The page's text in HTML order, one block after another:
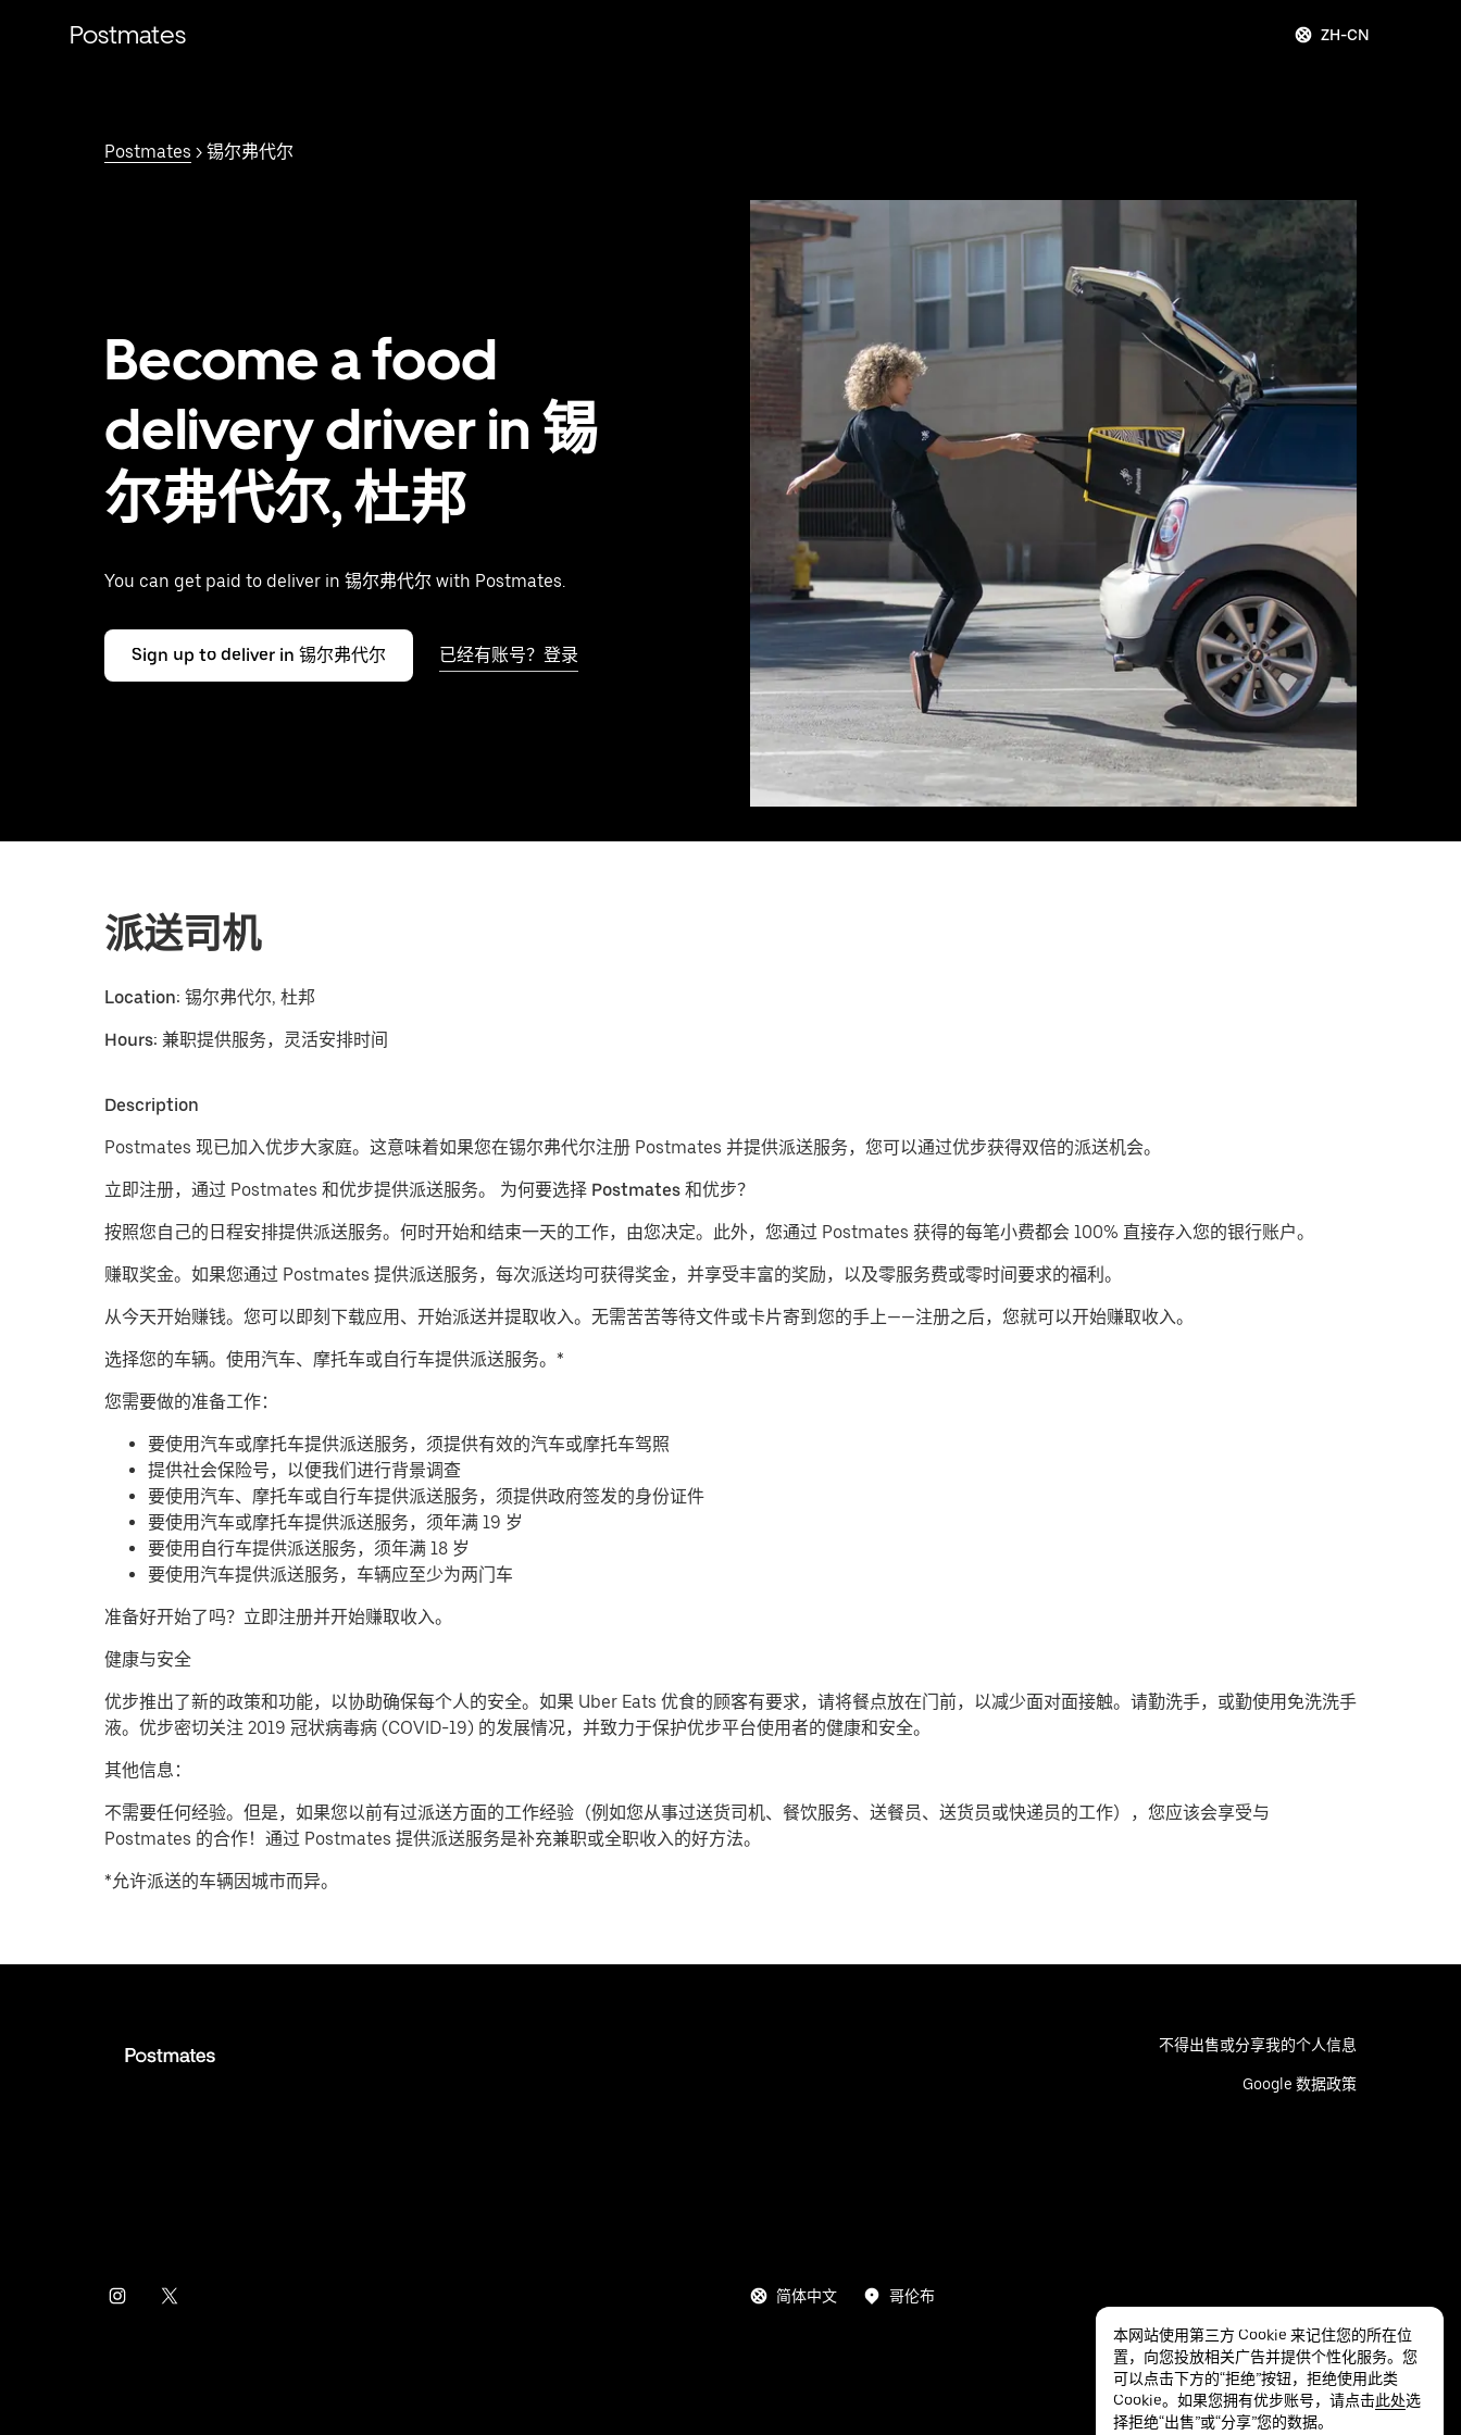
Postmates ZH-CN
Postmates > 锡尔弗代尔
Become a food
delivery driver in 锡
尔弗代尔, 杜邦
You can get paid to deliver in 锡尔弗代尔 with Postmates.
Sign up to deliver in 锡尔弗代尔 已经有账号？登录
派送司机
Location: 锡尔弗代尔, 杜邦
Hours: 兼职提供服务，灵活安排时间
Description
Postmates 现已加入优步大家庭。这意味着如果您在锡尔弗代尔注册 Postmates 并提供派送服务，您可以通过优步获得双倍的派送机会。
立即注册，通过 Postmates 和优步提供派送服务。 为何要选择 Postmates 和优步？
按照您自己的日程安排提供派送服务。 何时开始和结束一天的工作，由您决定。此外，您通过 Postmates 获得的每笔小费都会 100% 直接存入您的银行账户。
赚取奖金。 如果您通过 Postmates 提供派送服务，每次派送均可获得奖金，并享受丰富的奖励，以及零服务费或零时间要求的福利。
从今天开始赚钱。 您可以即刻下载应用、开始派送并提取收入。无需苦苦等待文件或卡片寄到您的手上——注册之后，您就可以开始赚取收入。
​选择您的车辆。使用汽车、摩托车或自行车提供派送服务。*
您需要做的准备工作：
要使用汽车或摩托车提供派送服务，须提供有效的汽车或摩托车驾照
提供社会保险号，以便我们进行背景调查
要使用汽车、摩托车或自行车提供派送服务，须提供政府签发的身份证件
要使用汽车或摩托车提供派送服务，须年满 19 岁
要使用自行车提供派送服务，须年满 18 岁
要使用汽车提供派送服务，车辆应至少为两门车
准备好开始了吗？立即注册并开始赚取收入。
健康与安全
优步推出了新的政策和功能，以协助确保每个人的安全。如果 Uber Eats 优食的顾客有要求，请将餐点放在门前，以减少面对面接触。请勤洗手，或勤使用免洗洗手
液。优步密切关注 2019 冠状病毒病 (COVID-19) 的发展情况，并致力于保护优步平台使用者的健康和安全。
其他信息：
不需要任何经验。但是，如果您以前有过派送方面的工作经验（例如您从事过送货司机、餐饮服务、送餐员、送货员或快递员的工作），您应该会享受与
Postmates 的合作！通过 Postmates 提供派送服务是补充兼职或全职收入的好方法。
*允许派送的车辆因城市而异。
不得出售或分享我的个人信息
Google 数据政策
简体中文 哥伦布
隐私 无障碍服务
本网站使用第三方 Cookie 来记住您的所在位
置，向您投放相关广告并提供个性化服务。您
可以点击下方的“拒绝”按钮，拒绝使用此类
Cookie。如果您拥有优步账号，请点击此处选
择拒绝“出售”或“分享”您的数据。